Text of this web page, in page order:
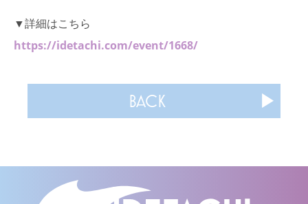
▼詳細はこちら
https://idetachi.com/event/1668/
BACK